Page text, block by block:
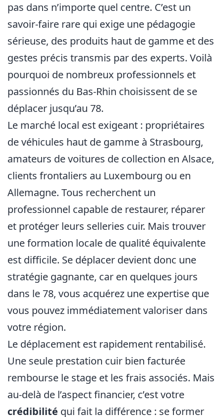
pas dans n’importe quel centre. C’est un
savoir-faire rare qui exige une pédagogie
sérieuse, des produits haut de gamme et des
gestes précis transmis par des experts. Voilà
pourquoi de nombreux professionnels et
passionnés du Bas-Rhin choisissent de se
déplacer jusqu’au 78.
Le marché local est exigeant : propriétaires
de véhicules haut de gamme à Strasbourg,
amateurs de voitures de collection en Alsace,
clients frontaliers au Luxembourg ou en
Allemagne. Tous recherchent un
professionnel capable de restaurer, réparer
et protéger leurs selleries cuir. Mais trouver
une formation locale de qualité équivalente
est difficile. Se déplacer devient donc une
stratégie gagnante, car en quelques jours
dans le 78, vous acquérez une expertise que
vous pouvez immédiatement valoriser dans
votre région.
Le déplacement est rapidement rentabilisé.
Une seule prestation cuir bien facturée
rembourse le stage et les frais associés. Mais
au-delà de l’aspect financier, c’est votre
crédibilité qui fait la différence : se former